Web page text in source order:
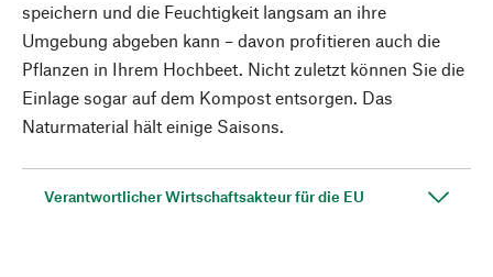
speichern und die Feuchtigkeit langsam an ihre
Umgebung abgeben kann – davon profitieren auch die
Pflanzen in Ihrem Hochbeet. Nicht zuletzt können Sie die
Einlage sogar auf dem Kompost entsorgen. Das
Naturmaterial hält einige Saisons.
Verantwortlicher Wirtschaftsakteur für die EU